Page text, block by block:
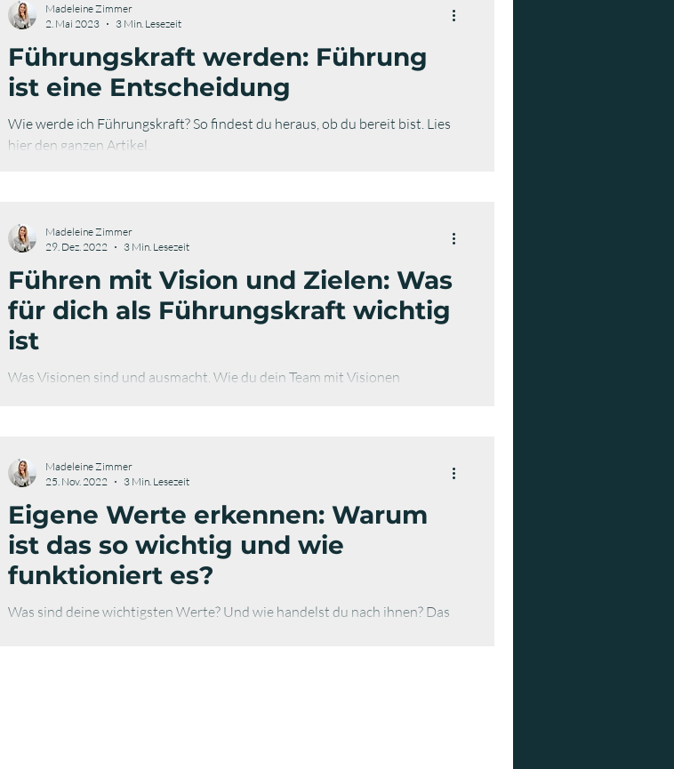
Führungskraft werden: Führung
ist eine Entscheidung
Wie werde ich Führungskraft? So findest du heraus, ob du bereit bist. Lies
hier den ganzen Artikel.
Madeleine Zimmer
2. Mai 2023
3 Min. Lesezeit
Führen mit Vision und Zielen: Was
für dich als Führungskraft wichtig
ist
Was Visionen sind und ausmacht. Wie du dein Team mit Visionen
Madeleine Zimmer
29. Dez. 2022
3 Min. Lesezeit
Eigene Werte erkennen: Warum
ist das so wichtig und wie
funktioniert es?
Was sind deine wichtigsten Werte? Und wie handelst du nach ihnen? Das
Madeleine Zimmer
25. Nov. 2022
3 Min. Lesezeit